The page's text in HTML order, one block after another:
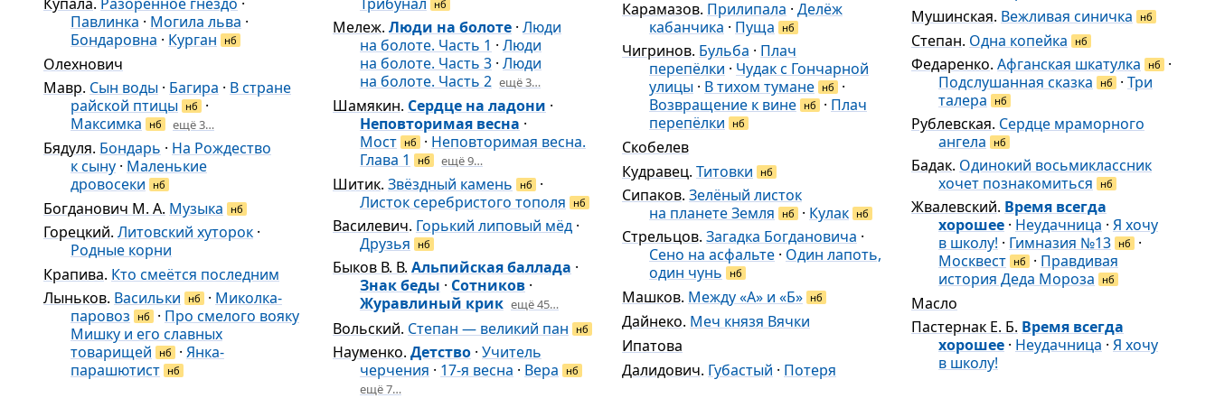
Павлинка · Могила льва ·
Бондаровна · Курган нб
Олехнович
Мавр. Сын воды · Багира · В стране
райской птицы нб
·
Максимка
нб ещё 3…
Бядуля. Бондарь · На Рождество
к сыну · Маленькие
дровосеки
нб
Богданович М. А. Музыка нб
Горецкий. Литовский хуторок ·
Родные корни
Крапива. Кто смеётся последним
Лыньков. Васильки нб · Миколка-
паровоз
нб · Про смелого вояку
Мишку и его славных
товарищей
нб · Янка-
парашютист нб
нб
Мележ. Люди на болоте · Люди
на болоте. Часть 1 · Люди
на болоте. Часть 3 · Люди
на болоте. Часть 2 ещё 3…
Шамякин. Сердце на ладони ·
Неповторимая весна ·
Мост нб · Неповторимая весна.
Глава 1
нб ещё 9…
Шитик. Звёздный камень нб
·
Листок серебристого тополя
нб
Василевич. Горький липовый мёд ·
Друзья
нб
Быков В. В. Альпийская баллада ·
Знак беды · Сотников ·
Журавлиный крик ещё 45…
Вольский. Степан — великий пан нб
Науменко. Детство · Учитель
черчения · 17-я весна · Вера нб
ещё 7…
Карамазов. Прилипала · Делёж
кабанчика · Пуща нб
Чигринов. Бульба · Плач
перепёлки · Чудак с Гончарной
улицы · В тихом тумане нб
·
Возвращение к вине нб · Плач
перепёлки
нб
Скобелев
Кудравец. Титовки нб
Сипаков. Зелёный листок
на планете Земля
нб · Кулак нб
Стрельцов. Загадка Богдановича ·
Сено на асфальте · Один лапоть,
один чунь
нб
Машков. Между «А» и «Б» нб
Дайнеко. Меч князя Вячки
Ипатова
Далидович. Губастый · Потеря
Мушинская. Вежливая синичка нб
Степан. Одна копейка нб
Федаренко. Афганская шкатулка нб
·
Подслушанная сказка
нб · Три
талера
нб
Рублевская. Сердце мраморного
ангела
нб
Бадак. Одинокий восьмиклассник
хочет познакомиться
нб
Жвалевский. Время всегда
хорошее · Неудачница · Я хочу
в школу! · Гимназия №13 нб
·
Москвест нб · Правдивая
история Деда Мороза
нб
Масло
Пастернак Е. Б. Время всегда
хорошее · Неудачница · Я хочу
в школу!